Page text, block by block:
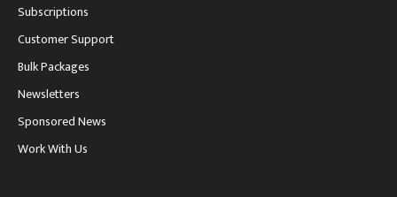
Subscriptions
Customer Support
Bulk Packages
Newsletters
Sponsored News
Work With Us